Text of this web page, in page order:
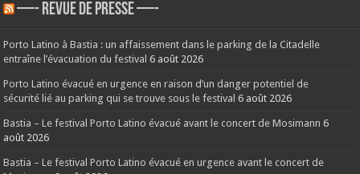
—- REVUE DE PRESSE —-
Porto Latino à Bastia : un affaissement dans le parking de la Citadelle
entraîne l’évacuation du festival 6 août 2026
Porto Latino évacué en urgence en raison d’un danger potentiel de
sécurité lié au parking qui se trouve sous le festival 6 août 2026
Bastia – Le festival Porto Latino évacué avant le concert de Mosimann 6
août 2026
Bastia – Le festival Porto Latino évacué en urgence avant le concert de